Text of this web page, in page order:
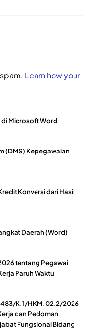
Learn how your
di Microsoft Word
(DMS) Kepegawaian
Konversi dari Hasil
Daerah (Word)
tentang Pegawai
Paruh Waktu
483/K.1/HKM.02.2/2026
dan Pedoman
Fungsional Bidang